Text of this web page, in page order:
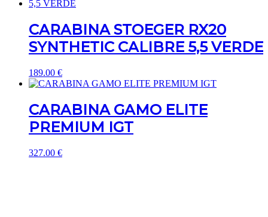
CARABINA STOEGER RX20
SYNTHETIC CALIBRE 5,5 VERDE
189.00 €
CARABINA GAMO ELITE
PREMIUM IGT
327.00 €